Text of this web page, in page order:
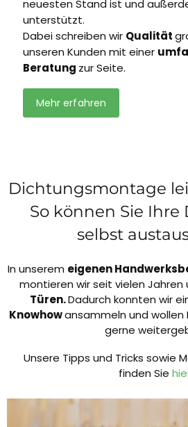
neuesten Stand ist und
unterstützt.
Dabei schreiben wir Qualität
unseren Kunden mit einer
Beratung zur Seite.
Mehr erfahren
Dichtungsmontage
So können Sie
selbst
In unserem eigenen
montieren wir seit vielen Jahren
Türen.Dadurch konnten wir
Knowhowansammeln und wollen
gerne
Unsere Tipps und Tricks sowie
finden Sie